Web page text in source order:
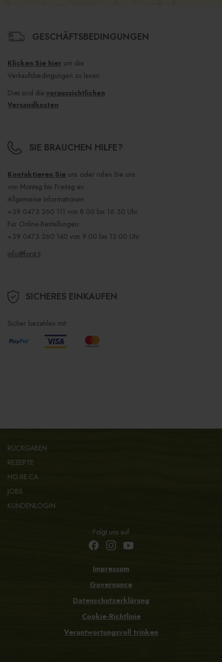
GESCHÄFTSBEDINGUNGEN
Klicken Sie hier um die
Verkaufsbedingungen zu lesen.
Dies sind die voraussichtlichen
Versandkosten.
SIE BRAUCHEN HILFE?
Kontaktieren Sie uns oder rufen Sie uns
von Montag bis Freitag an
Allgemeine Informationen:
+39 0473 260 111 von 8.00 bis 16.30 Uhr
Für Online-Bestellungen:
+39 0473 260 140 von 9.00 bis 12.00 Uhr
info@forst.it
SICHERES EINKAUFEN
Sicher bezahlen mit:
RÜCKGABEN
REZEPTE
HO.RE.CA.
JOBS
KUNDENLOGIN
Folgt uns auf
Impressum
Governance
Datenschutzerklärung
Cookie-Richtlinie
Verantwortungsvoll trinken